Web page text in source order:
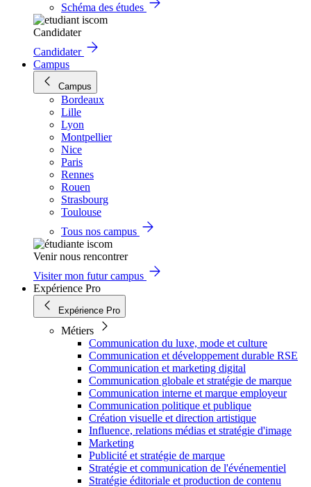
Schéma des études
Candidater
Candidater
Campus
Campus
Bordeaux
Lille
Lyon
Montpellier
Nice
Paris
Rennes
Rouen
Strasbourg
Toulouse
Tous nos campus
Venir nous rencontrer
Visiter mon futur campus
Expérience Pro
Expérience Pro
Métiers
Communication du luxe, mode et culture
Communication et développement durable RSE
Communication et marketing digital
Communication globale et stratégie de marque
Communication interne et marque employeur
Communication politique et publique
Création visuelle et direction artistique
Influence, relations médias et stratégie d'image
Marketing
Publicité et stratégie de marque
Stratégie et communication de l'événementiel
Stratégie éditoriale et production de contenu